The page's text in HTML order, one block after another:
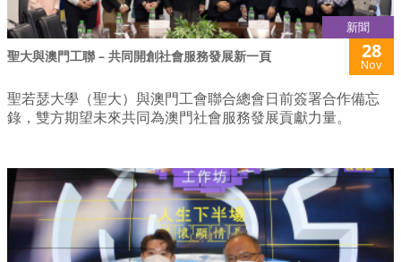
新聞
聖大與澳門工聯 – 共同開創社會服務發展新一頁 28
Nov
聖若瑟大學（聖大）與澳門工會聯合總會日前簽署合作備忘
錄，雙方期望未來共同為澳門社會服務發展貢獻力量。